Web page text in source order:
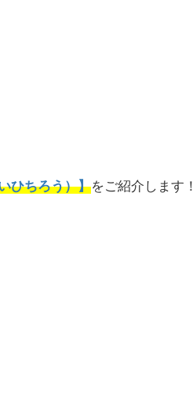
ひちろう）】をご紹介します！